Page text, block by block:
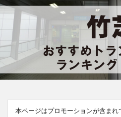
本ページはプロモーションが含まれ